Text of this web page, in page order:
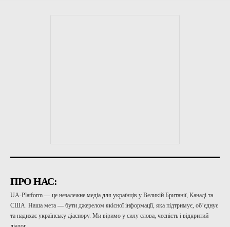
ПРО НАС:
UA-Platform — це незалежне медіа для українців у Великій Британії, Канаді та
США. Наша мета — бути джерелом якісної інформації, яка підтримує, об’єднує
та надихає українську діаспору. Ми віримо у силу слова, чесність і відкритий